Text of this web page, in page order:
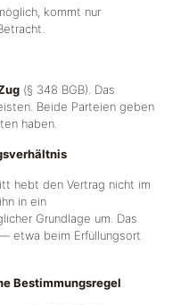
kommt nur
(§ 348 BGB). Das
Beide Parteien geben
haben.
hebt den Vertrag nicht im
in ein
Grundlage um. Das
etwa beim Erfüllungsort
Bestimmungsregel